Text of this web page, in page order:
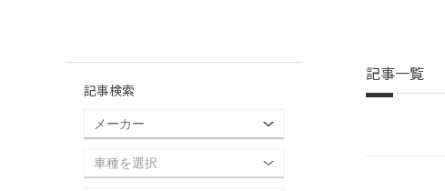
記事一覧
記事検索